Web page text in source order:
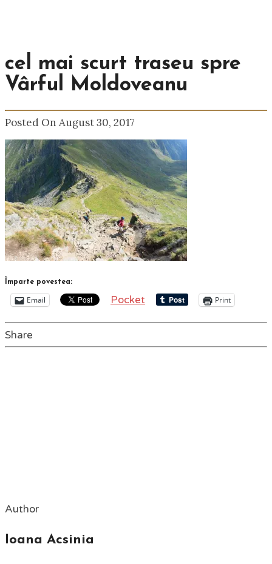
cel mai scurt traseu spre
Vârful Moldoveanu
Posted On August 30, 2017
Împarte povestea:
Email Pocket Print
Share
Author
Ioana Acsinia